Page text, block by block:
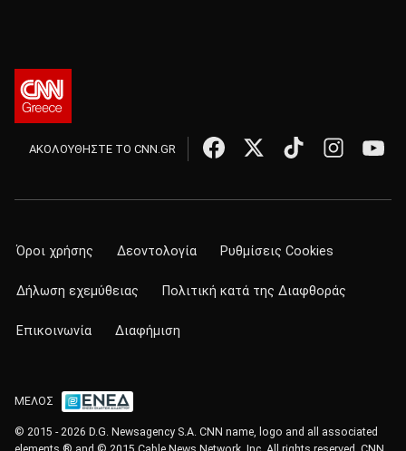
ΑΚΟΛΟΥΘΗΣΤΕ ΤΟ CNN.GR
Όροι χρήσης Δεοντολογία Ρυθμίσεις Cookies
Δήλωση εχεμύθειας Πολιτική κατά της Διαφθοράς
Επικοινωνία Διαφήμιση
ΜΕΛΟΣ
© 2015 - 2026 D.G. Newsagency S.A. CNN name, logo and all associated